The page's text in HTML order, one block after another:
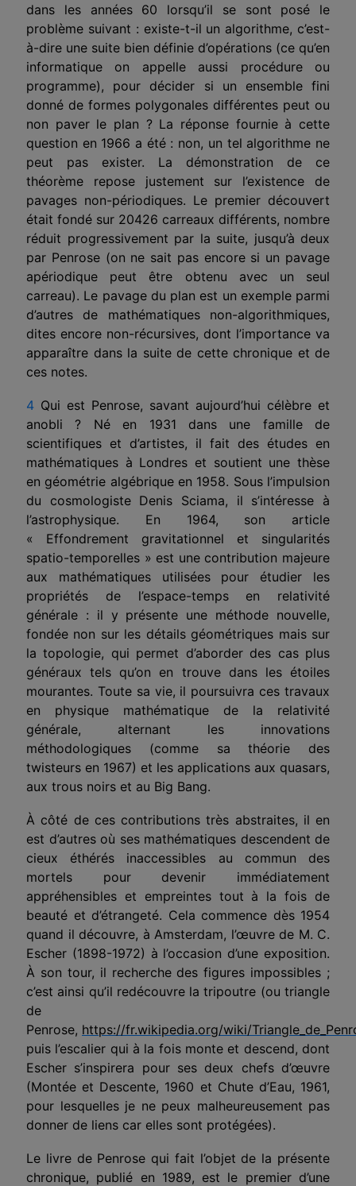
dans les années 60 lorsqu’il se sont posé le
problème suivant : existe-t-il un algorithme, c’est-
à-dire une suite bien définie d’opérations (ce qu’en
informatique on appelle aussi procédure ou
programme), pour décider si un ensemble fini
donné de formes polygonales différentes peut ou
non paver le plan ? La réponse fournie à cette
question en 1966 a été : non, un tel algorithme ne
peut pas exister. La démonstration de ce
théorème repose justement sur l’existence de
pavages non-périodiques. Le premier découvert
était fondé sur 20426 carreaux différents, nombre
réduit progressivement par la suite, jusqu’à deux
par Penrose (on ne sait pas encore si un pavage
apériodique peut être obtenu avec un seul
carreau). Le pavage du plan est un exemple parmi
d’autres de mathématiques non-algorithmiques,
dites encore non-récursives, dont l’importance va
apparaître dans la suite de cette chronique et de
ces notes.
4 Qui est Penrose, savant aujourd’hui célèbre et
anobli ? Né en 1931 dans une famille de
scientifiques et d’artistes, il fait des études en
mathématiques à Londres et soutient une thèse
en géométrie algébrique en 1958. Sous l’impulsion
du cosmologiste Denis Sciama, il s’intéresse à
l’astrophysique. En 1964, son article
« Effondrement gravitationnel et singularités
spatio-temporelles » est une contribution majeure
aux mathématiques utilisées pour étudier les
propriétés de l’espace-temps en relativité
générale : il y présente une méthode nouvelle,
fondée non sur les détails géométriques mais sur
la topologie, qui permet d’aborder des cas plus
généraux tels qu’on en trouve dans les étoiles
mourantes. Toute sa vie, il poursuivra ces travaux
en physique mathématique de la relativité
générale, alternant les innovations
méthodologiques (comme sa théorie des
twisteurs en 1967) et les applications aux quasars,
aux trous noirs et au Big Bang.
À côté de ces contributions très abstraites, il en
est d’autres où ses mathématiques descendent de
cieux éthérés inaccessibles au commun des
mortels pour devenir immédiatement
appréhensibles et empreintes tout à la fois de
beauté et d’étrangeté. Cela commence dès 1954
quand il découvre, à Amsterdam, l’œuvre de M. C.
Escher (1898-1972) à l’occasion d’une exposition.
À son tour, il recherche des figures impossibles ;
c’est ainsi qu’il redécouvre la tripoutre (ou triangle
de
Penrose, https://fr.wikipedia.org/wiki/
puis l’escalier qui à la fois monte et descend, dont
Escher s’inspirera pour ses deux chefs d’œuvre
(Montée et Descente, 1960 et Chute d’Eau, 1961,
pour lesquelles je ne peux malheureusement pas
donner de liens car elles sont protégées).
Le livre de Penrose qui fait l’objet de la présente
chronique, publié en 1989, est le premier d’une